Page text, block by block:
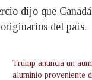
dijo que
originarios del país.
Trump anuncia un
aluminio proveniente